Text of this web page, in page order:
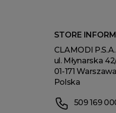
STORE
CLAMODI P.S.A.
ul. Młynarska
01-171 Warszawa
Polska
509 169